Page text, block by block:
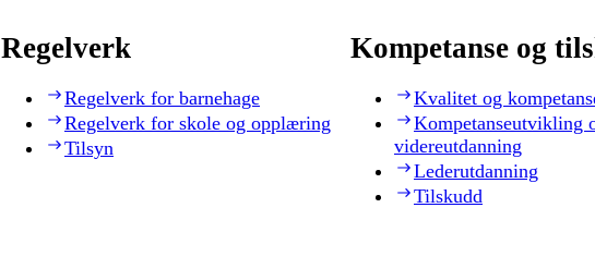
Regelverk
Regelverk for barnehage
Regelverk for skole og opplæring
Tilsyn
Kompetanse og
Kvalitet og
Kompetanseutvikling
videreutdanning
Lederutdanning
Tilskudd